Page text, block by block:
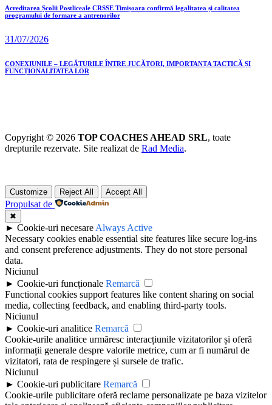
Acreditarea Școlii Postliceale CRSSE Timișoara confirmă legalitatea și calitatea
programului de formare a antrenorilor
31/07/2026
CONEXIUNILE – LEGĂTURILE ÎNTRE JUCĂTORI, IMPORTANȚA TACTICĂ ȘI
FUNCȚIONALITATEA LOR
Copyright © 2026 TOP COACHES AHEAD SRL, toate
drepturile rezervate. Site realizat de Rad Media.
Customize Reject All Accept All
Propulsat de
✖
► Cookie-uri necesare Always Active
Necessary cookies enable essential site features like secure log-ins
and consent preference adjustments. They do not store personal
data.
Niciunul
► Cookie-uri funcționale Remarcă
Functional cookies support features like content sharing on social
media, collecting feedback, and enabling third-party tools.
Niciunul
► Cookie-uri analitice Remarcă
Cookie-urile analitice urmăresc interacțiunile vizitatorilor și oferă
informații generale despre valorile metrice, cum ar fi numărul de
vizitatori, rata de respingere și sursele de trafic.
Niciunul
► Cookie-uri publicitare Remarcă
Cookie-urile publicitare oferă reclame personalizate pe baza vizitelor